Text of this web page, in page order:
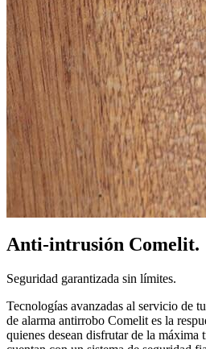
Anti-intrusión Comelit.
Seguridad garantizada sin límites.
Tecnologías avanzadas al servicio de
de alarma antirrobo Comelit es la
quienes desean disfrutar de la máxima